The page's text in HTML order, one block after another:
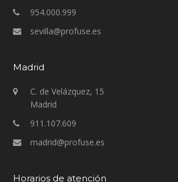
954.000.999
sevilla@profuse.es
Madrid
C. de Velázquez, 15
Madrid
911.107.609
madrid@profuse.es
Horarios de atención